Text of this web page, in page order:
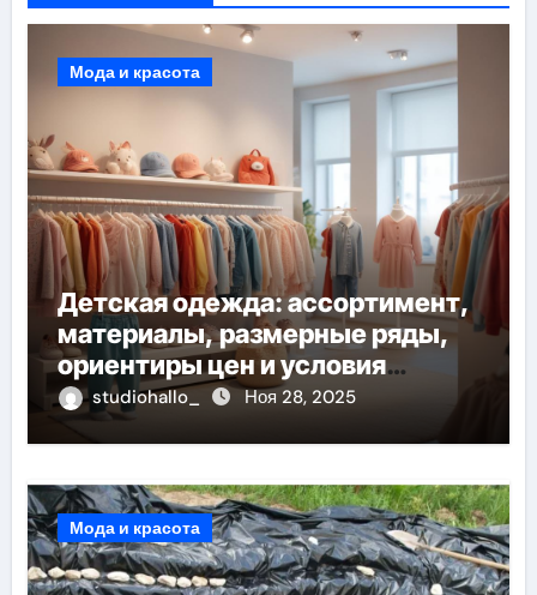
Мода и красота
Детская одежда: ассортимент,
материалы, размерные ряды,
ориентиры цен и условия
доставки
studiohallo_ Ноя 28, 2025
Мода и красота